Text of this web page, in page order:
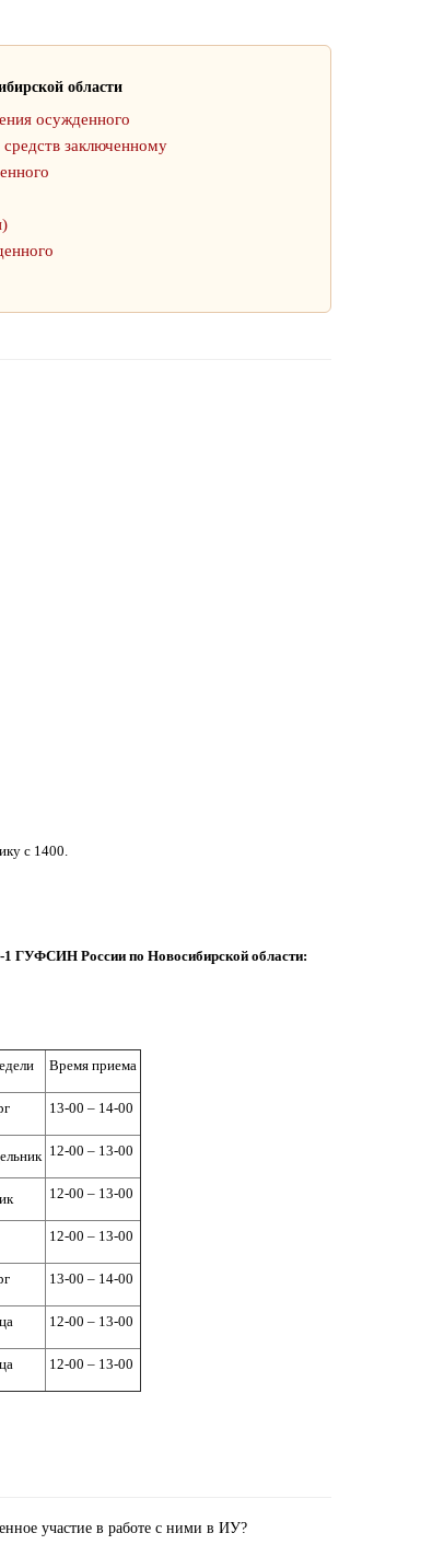
области
осужденного
заключенному
с 1400.
ГУФСИН России по Новосибирской области:
Время приема
13-00 – 14-00
12-00 – 13-00
12-00 – 13-00
12-00 – 13-00
13-00 – 14-00
12-00 – 13-00
12-00 – 13-00
участие в работе с ними в ИУ?